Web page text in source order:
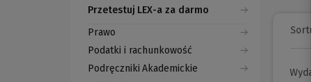
Przetestuj LEX-a za darmo
(Nowe
okno)
(Link
do
innej
strony)
Prawo
Podatki i rachunkowość
Podręczniki Akademickie